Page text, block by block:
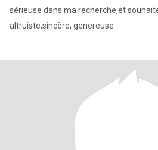
sérieuse dans ma recherche,et
altruiste,sincère, genereuse